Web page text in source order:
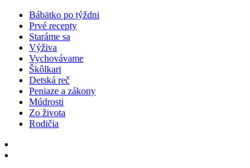
Bábätko po týždni
Prvé recepty
Staráme sa
Výživa
Vychovávame
Škôlkari
Detská reč
Peniaze a zákony
Múdrosti
Zo života
Rodičia